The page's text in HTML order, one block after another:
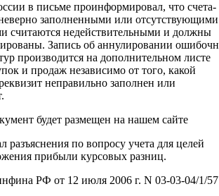
в письме проинформировал, что счета-
заполненными или отсутствующими
считаются недействительными и должны
Запись об аннулировании
производится на дополнительном листе
и продаж независимо от того, какой
неправильно заполнен или
будет размещен на нашем сайте
по вопросу учета для целей
прибыли курсовых разниц.
РФ от 12 июля 2006 г. N 03-03-04/1/